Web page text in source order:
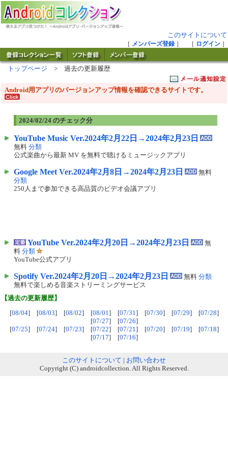
このサイトについて
［ メンバーズ登録］ ［ ログイン ］
トップページ > 過去の更新履歴
Android用アプリのバージョンアップ情報を確認できるサイトです。
2024/02/24 のチェック分
YouTube Music Ver.2024年2月22日→2024年2月23日
無料 分類
公式楽曲から最新 MV を無料で聴けるミュージックアプリ
Google Meet Ver.2024年2月8日→2024年2月23日
無料
分類
250人まで参加できる高品質のビデオ会議アプリ
YouTube Ver.2024年2月20日→2024年2月23日
無
料 分類
YouTube公式アプリ
Spotify Ver.2024年2月20日→2024年2月23日 無料 分類
無料で楽しめる音楽ストリーミングサービス
【過去の更新履歴】
[08/04] [08/03] [08/02] [08/01] [07/31] [07/30] [07/29] [07/28]
[07/27] [07/26]
[07/25] [07/24] [07/23] [07/22] [07/21] [07/20] [07/19] [07/18]
[07/17] [07/16]
このサイトについて | お問い合わせ
Copyright (C) androidcollection. All Rights Reserved.